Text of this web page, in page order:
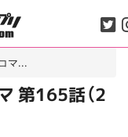
マ...
第165話（2